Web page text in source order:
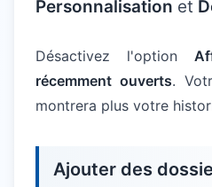
Personnalisation et
Désactivez l'option
récemment ouverts.
montrera plus votre
Ajouter des